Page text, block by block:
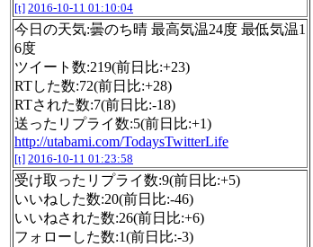
[t] 2016-10-11 01:10:04
今日の天気:曇のち晴 最高気温24度 最低気温1
6度
ツイート数:219(前日比:+23)
RTした数:72(前日比:+28)
RTされた数:7(前日比:-18)
送ったリプライ数:5(前日比:+1)
http://utabami.com/TodaysTwitterLife
[t] 2016-10-11 01:23:58
受け取ったリプライ数:9(前日比:+5)
いいねした数:20(前日比:-46)
いいねされた数:26(前日比:+6)
フォローした数:1(前日比:-3)